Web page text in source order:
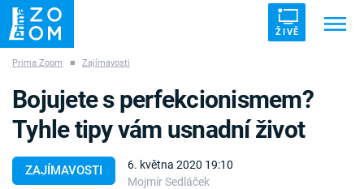
ŽIVĚ
ZÁHADY VETŘELCI DÁVNOVĚKU
Prima Zoom ■ Zajímavosti
ZAJÍMAVOSTI
6. května 2020 19:10
Mojmír Sedláček
Bojujete s perfekcionismem?
Tyhle tipy vám usnadní život